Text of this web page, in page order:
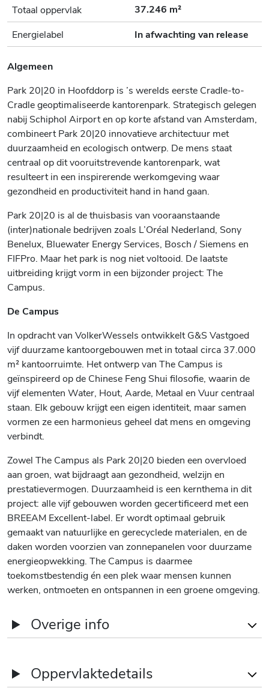
Totaal oppervlak
37.246 m²
Energielabel
In afwachting van release
Algemeen
Park 20|20 in Hoofddorp is ’s werelds eerste Cradle-to-
Cradle geoptimaliseerde kantorenpark. Strategisch gelegen
nabij Schiphol Airport en op korte afstand van Amsterdam,
combineert Park 20|20 innovatieve architectuur met
duurzaamheid en ecologisch ontwerp. De mens staat
centraal op dit vooruitstrevende kantorenpark, wat
resulteert in een inspirerende werkomgeving waar
gezondheid en productiviteit hand in hand gaan.
Park 20|20 is al de thuisbasis van vooraanstaande
(inter)nationale bedrijven zoals L’Oréal Nederland, Sony
Benelux, Bluewater Energy Services, Bosch / Siemens en
FIFPro. Maar het park is nog niet voltooid. De laatste
uitbreiding krijgt vorm in een bijzonder project: The
Campus.
De Campus
In opdracht van VolkerWessels ontwikkelt G&S Vastgoed
vijf duurzame kantoorgebouwen met in totaal circa 37.000
m² kantoorruimte. Het ontwerp van The Campus is
geïnspireerd op de Chinese Feng Shui filosofie, waarin de
vijf elementen Water, Hout, Aarde, Metaal en Vuur centraal
staan. Elk gebouw krijgt een eigen identiteit, maar samen
vormen ze een harmonieus geheel dat mens en omgeving
verbindt.
Zowel The Campus als Park 20|20 bieden een overvloed
aan groen, wat bijdraagt aan gezondheid, welzijn en
prestatievermogen. Duurzaamheid is een kernthema in dit
project: alle vijf gebouwen worden gecertificeerd met een
BREEAM Excellent-label. Er wordt optimaal gebruik
gemaakt van natuurlijke en gerecyclede materialen, en de
daken worden voorzien van zonnepanelen voor duurzame
energieopwekking. The Campus is daarmee
toekomstbestendig én een plek waar mensen kunnen
werken, ontmoeten en ontspannen in een groene omgeving.
Overige info
Parkeerplaatsen
Ja
Oppervlaktedetails